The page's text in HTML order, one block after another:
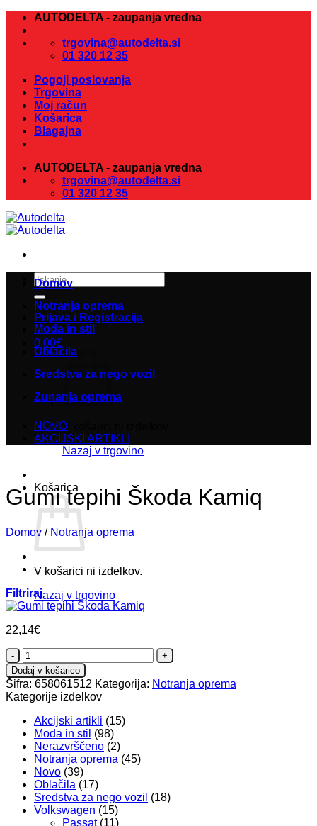
Skoči
vsebino
AUTODELTA - zaupanja vredna
trgovina@autodelta.si
01 320 12 35
Pogoji poslovanja
Trgovina
Moj račun
Košarica
Blagajna
AUTODELTA - zaupanja vredna
trgovina@autodelta.si
01 320 12 35
Išči:
Prijava / Registracija
0,00€
V košarici ni izdelkov.
Nazaj v trgovino
Košarica
V košarici ni izdelkov.
Nazaj v trgovino
Domov
Notranja oprema
Moda in stil
Oblačila
Sredstva za nego vozil
Zunanja oprema
NOVO
AKCIJSKI ARTIKLI
Gumi tepihi Škoda Kamiq
Domov / Notranja oprema
Filtriraj
22,14€
Gumi
tepihi
Škoda
Kamiq
količina
Dodaj v košarico
Šifra: 658061512 Kategorija: Notranja oprema
Kategorije izdelkov
Akcijski artikli (15)
Moda in stil (98)
Nerazvrščeno (2)
Notranja oprema (45)
Novo (39)
Oblačila (17)
Sredstva za nego vozil (18)
Volkswagen (15)
Passat (11)